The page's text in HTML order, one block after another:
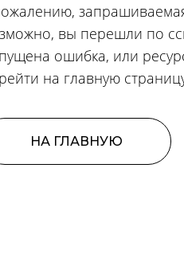
вы перешли по
ошибка, или
на главную
НА ГЛАВНУЮ